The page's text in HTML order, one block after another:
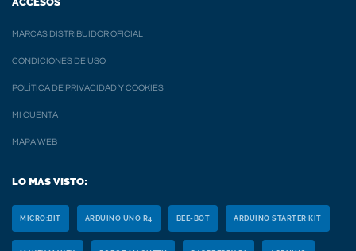
MARCAS DISTRIBUIDOR OFICIAL
CONDICIONES DE USO
POLÍTICA DE PRIVACIDAD Y COOKIES
MI CUENTA
MAPA WEB
LO MAS VISTO:
MICRO:BIT ARDUINO UNO R4 BEE-BOT ARDUINO STARTER KIT